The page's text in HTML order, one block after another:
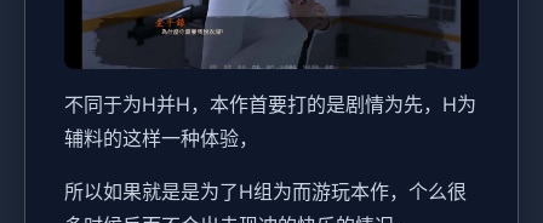
不同于为H并H，本作首要打的是剧情为先，H为
辅料的这样一种体验，
所以如果就是是为了H组为而游玩本作，个么很